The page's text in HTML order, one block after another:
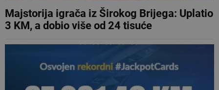
Majstorija igrača iz Širokog Brijega: Uplatio
3 KM, a dobio više od 24 tisuće